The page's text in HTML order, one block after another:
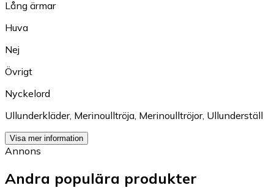
Lång ärmar
Huva
Nej
Övrigt
Nyckelord
Ullunderkläder, Merinoulltröja Merinoulltröjor, Ullunderställ
Visa mer information
Annons
Andra populära produkter